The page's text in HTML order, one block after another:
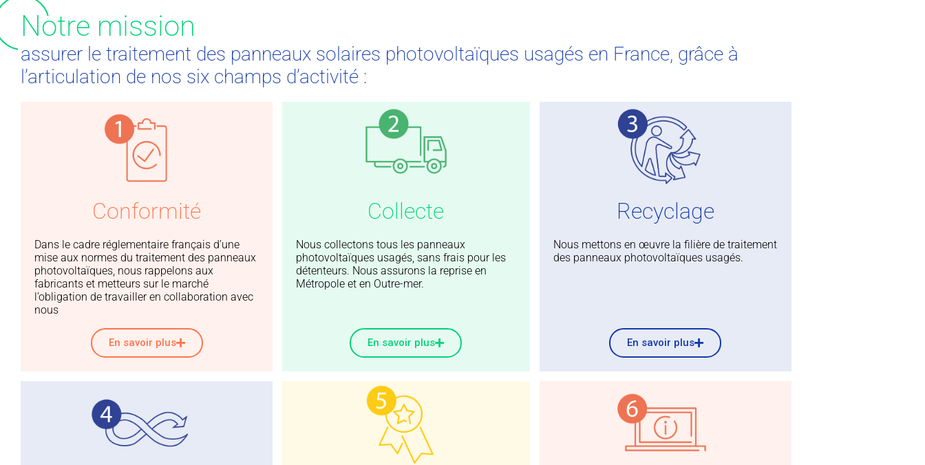
Notre mission
assurer le traitement des panneaux solaires photovoltaïques usagés en France, grâce à
l’articulation de nos six champs d’activité :
Conformité
Dans le cadre réglementaire français d’une
mise aux normes du traitement des panneaux
photovoltaïques, nous rappelons aux
fabricants et metteurs sur le marché
l’obligation de travailler en collaboration avec
nous
En savoir plus
Collecte
Nous collectons tous les panneaux
photovoltaïques usagés, sans frais pour les
détenteurs. Nous assurons la reprise en
Métropole et en Outre-mer.
En savoir plus
Recyclage
Nous mettons en œuvre la filière de traitement
des panneaux photovoltaïques usagés.
En savoir plus